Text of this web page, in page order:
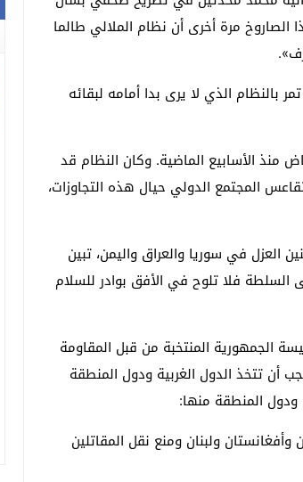
الصاروخ مرة أخرى أن نظام الملالي طالما
بالنظام الذي لا يرى بدا أمامه لبقائه
منذ الأسابيع الماضية. وكان النظام قد
المجتمع الدولي حيال هذه التجاوزات،
العزل في سوريا والعراق واليمن، تبين
السلطة فلا تلوح في الأفق بوادر للسلام
الجمهورية المنتخبة من قبل المقاومة
أنه يجب أن تتخذ الدول الغربية ودول المنطقة
ودول المنطقة منها:
ولبنان ومنع نقل المقاتلين